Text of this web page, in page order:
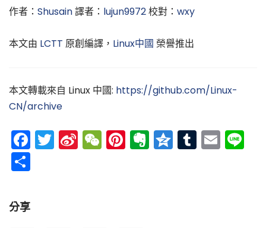
作者： Shusain譯者： lujun9972校對： wxy
本文由 LCTT 原創編譯， Linux中國 榮譽推出
本文轉載來自 Linux 中國: https://github.com/Linux-
CN/archive
Facebook
Twitter
Sina
Weibo
WeChat
Pinterest
Evernote
Qzone
Tumblr
分享